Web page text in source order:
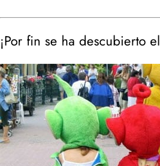
¡Por fin se ha descubierto el